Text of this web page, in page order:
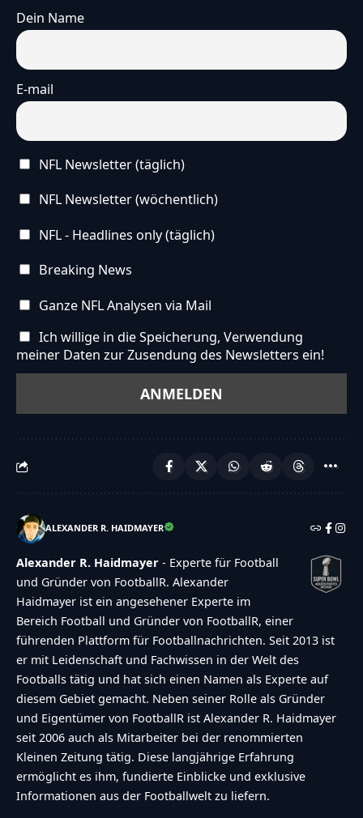
Dein Name
E-mail
NFL Newsletter (täglich)
NFL Newsletter (wöchentlich)
NFL - Headlines only (täglich)
Breaking News
Ganze NFL Analysen via Mail
Ich willige in die Speicherung, Verwendung
meiner Daten zur Zusendung des Newsletters ein!
ALEXANDER R. HAIDMAYER
Alexander R. Haidmayer - Experte für Football
und Gründer von FootballR. Alexander
Haidmayer ist ein angesehener Experte im
Bereich Football und Gründer von FootballR, einer
führenden Plattform für Footballnachrichten. Seit 2013 ist
er mit Leidenschaft und Fachwissen in der Welt des
Footballs tätig und hat sich einen Namen als Experte auf
diesem Gebiet gemacht. Neben seiner Rolle als Gründer
und Eigentümer von FootballR ist Alexander R. Haidmayer
seit 2006 auch als Mitarbeiter bei der renommierten
Kleinen Zeitung tätig. Diese langjährige Erfahrung
ermöglicht es ihm, fundierte Einblicke und exklusive
Informationen aus der Footballwelt zu liefern.